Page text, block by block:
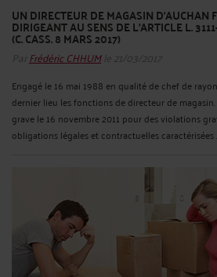
UN DIRECTEUR DE MAGASIN D’AUCHAN
DIRIGEANT AU SENS DE L’ARTICLE L.
(C. CASS. 8 MARS 2017)
Par Frédéric CHHUMle 21/03/2017
Engagé le 16 mai 1988 en qualité de chef de
dernier lieu les fonctions de directeur de
grave le 16 novembre 2011 pour des violations
obligations légales et contractuelles caractérisées